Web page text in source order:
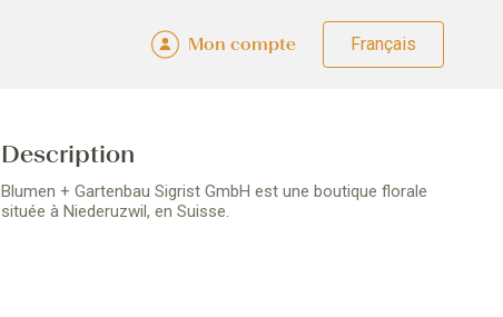
Mon compte
Description
Blumen + Gartenbau Sigrist GmbH est une boutique florale
située à Niederuzwil, en Suisse.